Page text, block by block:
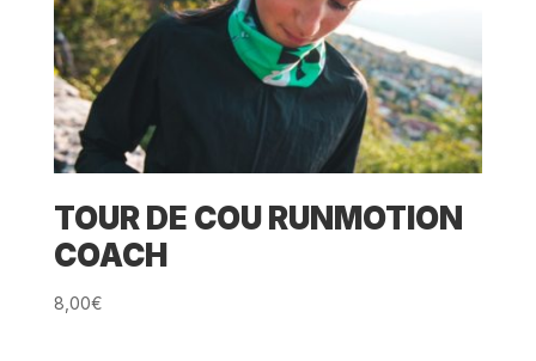
TOUR DE COU RUNMOTION
COACH
8,00€